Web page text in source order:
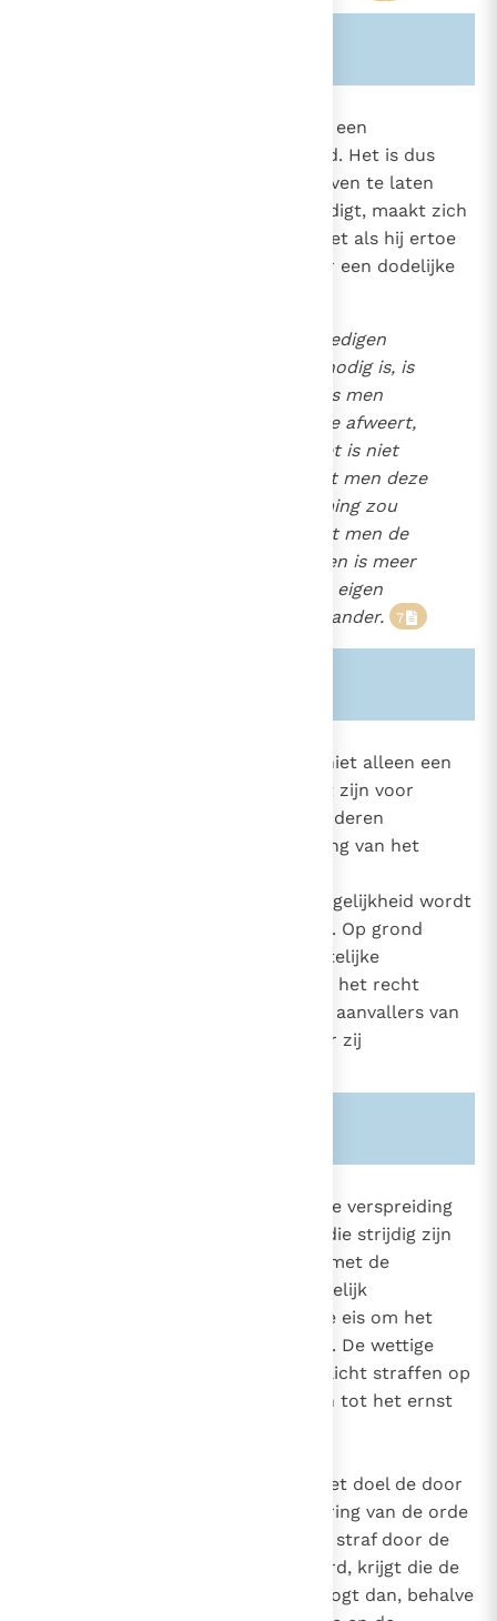
De liefde voor zichzelf is en blijft een
grondprincipe van de zedelijkheid. Het is dus
geoorloofd zijn eigen recht op leven te laten
eerbiedigen. Wie zijn leven verdedigt, maakt zich
niet schuldig aan moord, zelfs niet als hij ertoe
verplicht wordt om zijn aanvaller een dodelijke
Indien men om zich te verdedigen
meer geweld gebruikt dan nodig is, is
dit niet toegestaan. Maar als men
geweld op een gepaste wijze afweert,
is het toegestaan (...). En het is niet
vereist voor de zaligheid dat men deze
daad van gepaste bescherming zou
nalaten om te vermijden dat men de
andere zou doden; want men is meer
verplicht te waken over zijn eigen
leven dan over dat van een ander. 7
Gewettigde zelfverdediging kan niet alleen een
recht zijn, maar een zware plicht zijn voor
iemand die voor het leven van anderen
verantwoordelijk is. De verdediging van het
onrechtvaardige aanvaller de mogelijkheid wordt
ontnomen schade aan te richten. Op grond
hiervan hebben degenen die wettelijke
verantwoordelijkheid dragen ook het recht
gewapend op te treden tegen de aanvallers van
de burgergemeenschap waarvoor zij
De inspanning van de staat om de verspreiding
van gedragingen te verhinderen die strijdig zijn
met de rechten van de mens en met de
grondregels van het maatschappelijk
samenleven, beantwoordt aan de eis om het
algemeen welzijn te beschermen. De wettige
overheid heeft het recht en de plicht straffen op
te leggen die in verhouding staan tot het ernst
Straf heeft op de eerste plaats het doel de door
overtreding veroorzaakte verstoring van de orde
ongedaan te maken. Wanneer de straf door de
schuldige vrijwillig wordt aanvaard, krijgt die de
waarde van uitboeting. Straf beoogt dan, behalve